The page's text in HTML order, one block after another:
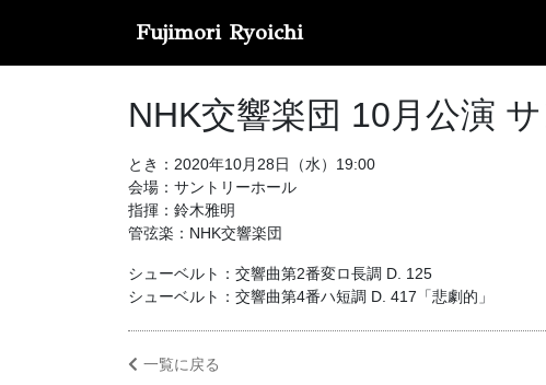
Fujimori Ryoichi
NHK交響楽団 10⽉公演
とき：2020年10月28日（水）19:00
会場：サントリーホール
指揮：鈴木雅明
管弦楽：NHK交響楽団
シューベルト：交響曲第2番変ロ長調 D. 125
シューベルト：交響曲第4番ハ短調 D. 417「悲劇的」
一覧に戻る